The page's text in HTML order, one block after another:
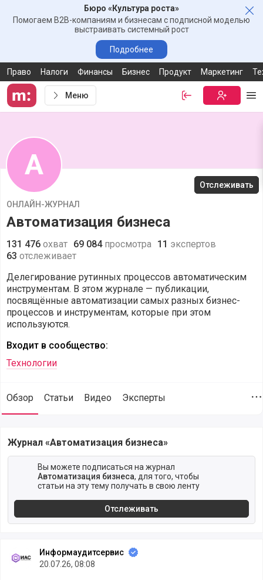
Бюро «Культура роста»
Помогаем B2B-компаниям и бизнесам с подписной моделью
выстраивать системный рост
Подробнее
Право Налоги Финансы Бизнес Продукт Маркетинг
Меню Войти
А
Отслеживать
ОНЛАЙН-ЖУРНАЛ
Автоматизация бизнеса
131 476 охват 69 084 просмотра 11 экспертов
63 отслеживает
Делегирование рутинных процессов автоматическим
инструментам. В этом журнале — публикации,
посвящённые автоматизации самых разных бизнес-
процессов и инструментам, которые при этом
используются.
Входит в сообщество:
Технологии
Обзор Статьи Видео Эксперты
Журнал «Автоматизация бизнеса»
Вы можете подписаться на журнал
Автоматизация бизнеса, для того, чтобы
статьи на эту тему получать в свою ленту
Отслеживать
Информаудитсервис
20.07.26, 08:08